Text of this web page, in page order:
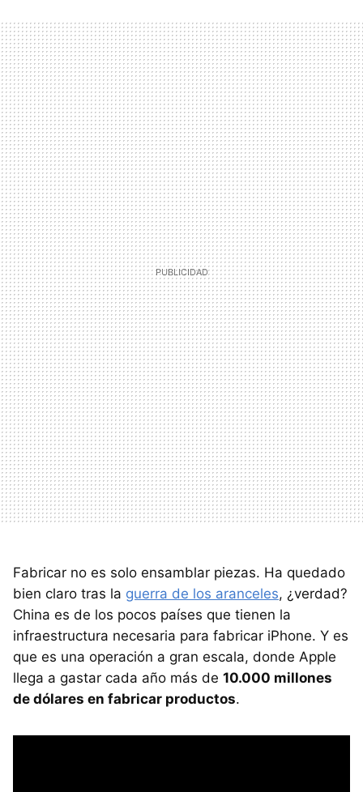
Fabricar no es solo ensamblar piezas. Ha quedado
bien claro tras la guerra de los aranceles, ¿verdad?
China es de los pocos países que tienen la
infraestructura necesaria para fabricar iPhone. Y es
que es una operación a gran escala, donde Apple
llega a gastar cada año más de 10.000 millones
de dólares en fabricar productos.